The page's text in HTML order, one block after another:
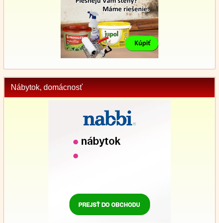
Nábytok, domácnosť